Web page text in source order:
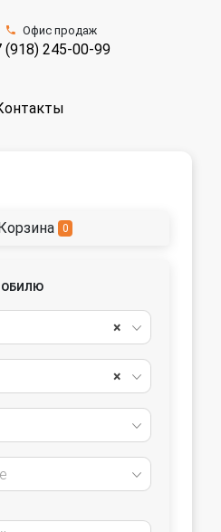
Офис продаж
(918) 245-00-99
0
×
×